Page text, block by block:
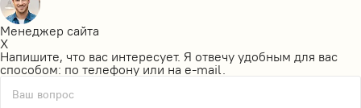
Менеджер сайта
X
Напишите, что вас интересует. Я отвечу удобным для вас
способом: по телефону или на e-mail.
Ваш вопрос